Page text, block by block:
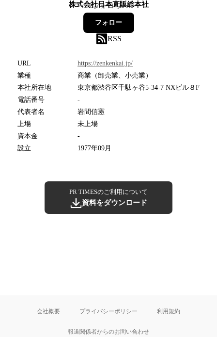
株式会社日本直販総本社
2フォロワー
フォロー
RSS
URL
https://zenkenkai.jp/
業種
商業（卸売業、小売業）
本社所在地
東京都渋谷区千駄ヶ谷5-34-7 NXビル８F
電話番号
-
代表者名
岩間信憲
上場
未上場
資本金
-
設立
1977年09月
PR TIMESのご利用について
資料をダウンロード
会社概要 プライバシーポリシー 利用規約
報道関係者からのお問い合わせ